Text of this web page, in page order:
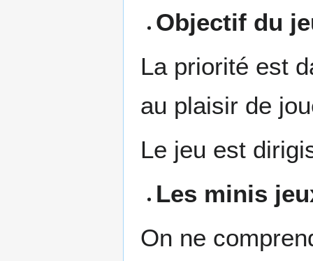
Objectif du
La priorité est
au plaisir de
Le jeu est
Les minis
On ne